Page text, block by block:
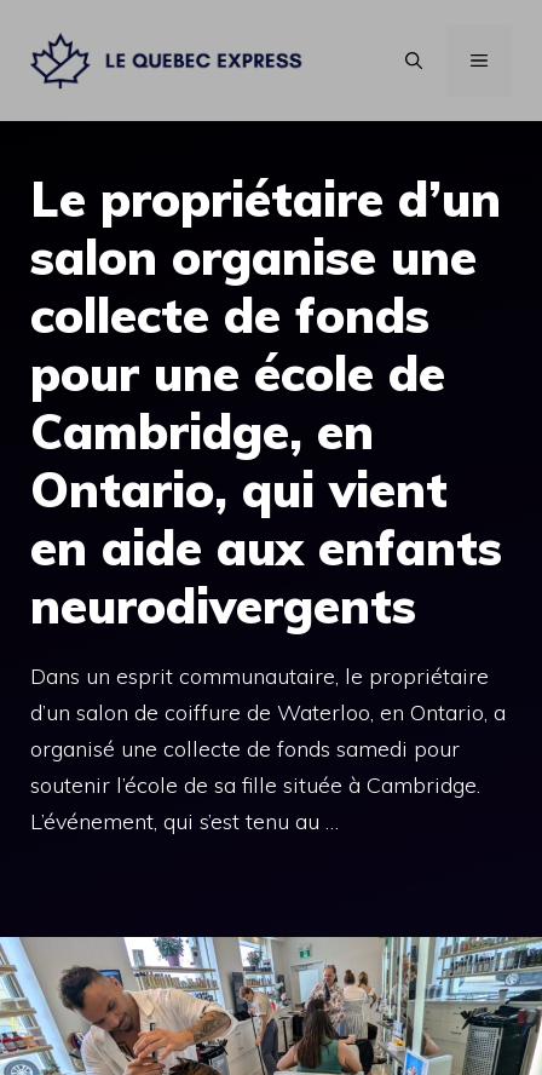
contenu
MENU
Le propriétaire d’un
salon organise une
collecte de fonds
pour une école de
Cambridge, en
Ontario, qui vient
en aide aux enfants
neurodivergents
Dans un esprit communautaire, le propriétaire
d’un salon de coiffure de Waterloo, en Ontario, a
organisé une collecte de fonds samedi pour
soutenir l’école de sa fille située à Cambridge.
L’événement, qui s’est tenu au …